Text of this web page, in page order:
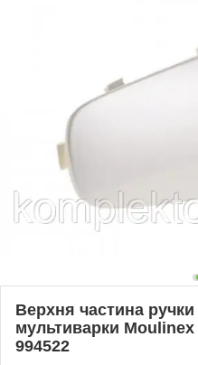
Верхня частина
мультиварки Moulinex
994522